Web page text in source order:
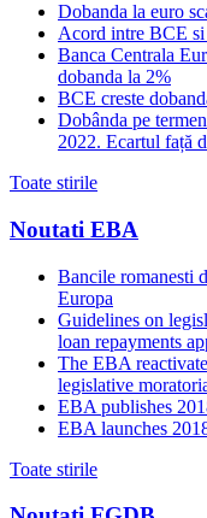
Dobanda la euro
Acord intre BCE
Banca Centrala
dobanda la 2%
BCE creste
Dobânda pe
2022. Ecartul față
Toate stirile
Noutati EBA
Bancile romanesti
Europa
Guidelines on
loan repayments
The EBA
legislative
EBA publishes
EBA launches
Toate stirile